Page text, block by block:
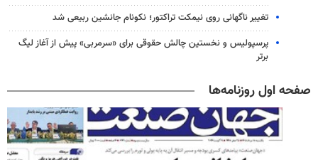
تغییر ناگهانی روی نیمکت تراکتور؛ نکونام جانشین ربیعی شد
پرسپولیس و نخستین چالش حقوقی برای «سرمربی» پیش از آغاز لیگ
برتر
صفحه اول روزنامه‌ها